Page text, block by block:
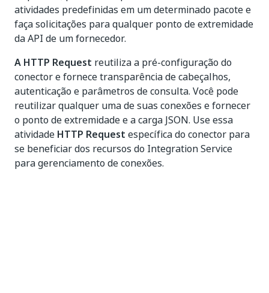
atividades predefinidas em um determinado pacote e
faça solicitações para qualquer ponto de extremidade
da API de um fornecedor.
A HTTP Request reutiliza a pré-configuração do
conector e fornece transparência de cabeçalhos,
autenticação e parâmetros de consulta. Você pode
reutilizar qualquer uma de suas conexões e fornecer
o ponto de extremidade e a carga JSON. Use essa
atividade HTTP Request específica do conector para
se beneficiar dos recursos do Integration Service
para gerenciamento de conexões.